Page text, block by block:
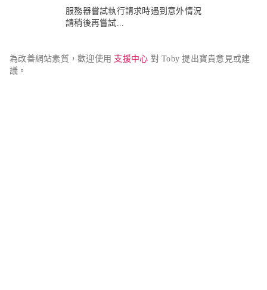
服務器嘗試執行請求時遇到意外情況
請稍後再嘗試...
為改善網站素質，歡迎使用 支援中心 對 Toby 提出寶貴意見或建
議。